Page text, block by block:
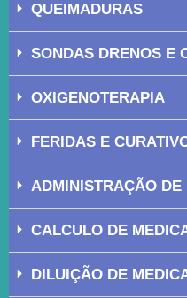
QUEIMADURAS
SONDAS DRENOS E
OXIGENOTERAPIA
FERIDAS E
ADMINISTRAÇÃO DE
CALCULO DE
DILUIÇÃO DE